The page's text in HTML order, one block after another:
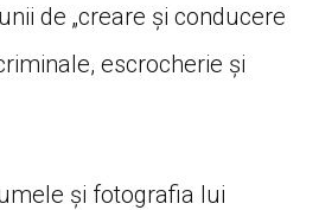
de „creare și conducere
escrocherie și
și fotografia lui